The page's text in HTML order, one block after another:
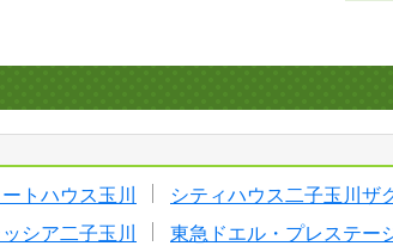
トハウス玉川
シティハウス二子玉川ザ
シア二子玉川
東急ドエル・プレステー